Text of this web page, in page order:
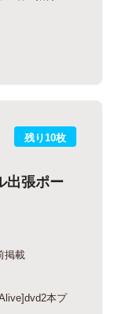
残り10枚
出張ポー
掲載
本プ